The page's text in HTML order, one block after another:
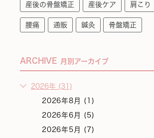
産後の骨盤矯正 産後ケア 肩こり
腰痛 通販 鍼灸 骨盤矯正
ARCHIVE 月別アーカイブ
2026年 (31)
2026年8月 (1)
2026年6月 (5)
2026年5月 (7)